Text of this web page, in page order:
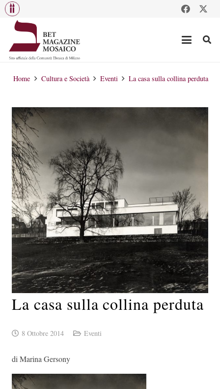
Home Cultura e Società Eventi La casa sulla collina perduta
La casa sulla collina perduta
8 Ottobre 2014 Eventi
di Marina Gersony